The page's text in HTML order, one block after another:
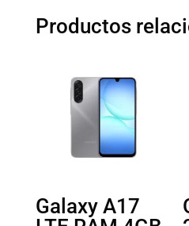
Productos
Galaxy A17